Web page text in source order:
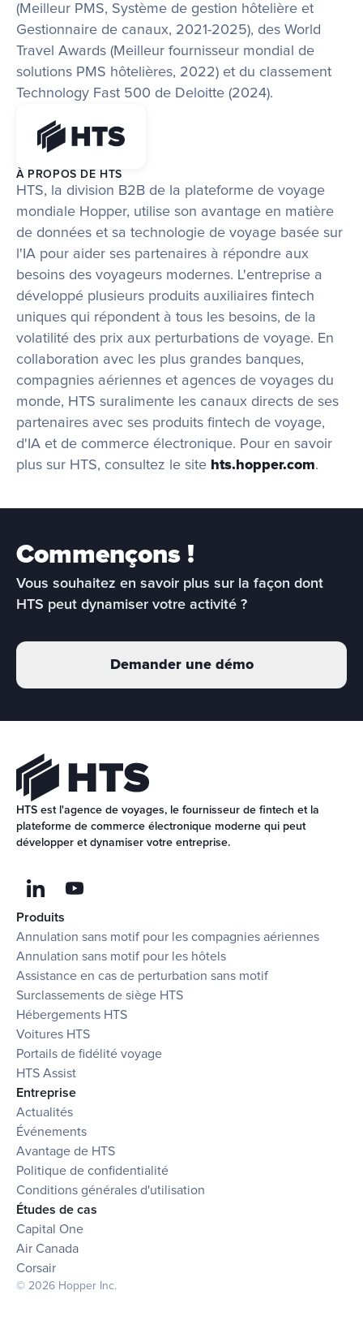
(Meilleur PMS, Système de gestion hôtelière et
Gestionnaire de canaux, 2021-2025), des World
Travel Awards (Meilleur fournisseur mondial de
solutions PMS hôtelières, 2022) et du classement
Technology Fast 500 de Deloitte (2024).
À PROPOS DE HTS
HTS, la division B2B de la plateforme de voyage
mondiale Hopper, utilise son avantage en matière
de données et sa technologie de voyage basée sur
l'IA pour aider ses partenaires à répondre aux
besoins des voyageurs modernes. L'entreprise a
développé plusieurs produits auxiliaires fintech
uniques qui répondent à tous les besoins, de la
volatilité des prix aux perturbations de voyage. En
collaboration avec les plus grandes banques,
compagnies aériennes et agences de voyages du
monde, HTS suralimente les canaux directs de ses
partenaires avec ses produits fintech de voyage,
d'IA et de commerce électronique. Pour en savoir
plus sur HTS, consultez le site hts.hopper.com.
Commençons !
Vous souhaitez en savoir plus sur la façon dont
HTS peut dynamiser votre activité ?
Demander une démo
HTS est l'agence de voyages, le fournisseur de fintech et la
plateforme de commerce électronique moderne qui peut
développer et dynamiser votre entreprise.
Produits
Annulation sans motif pour les compagnies aériennes
Annulation sans motif pour les hôtels
Assistance en cas de perturbation sans motif
Surclassements de siège HTS
Hébergements HTS
Voitures HTS
Portails de fidélité voyage
HTS Assist
Entreprise
Actualités
Événements
Avantage de HTS
Politique de confidentialité
Conditions générales d'utilisation
Études de cas
Capital One
Air Canada
Corsair
© 2026 Hopper Inc.